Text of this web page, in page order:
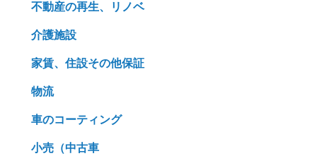
不動産の再生、リノベ
介護施設
家賃、住設その他保証
物流
車のコーティング
小売（中古車